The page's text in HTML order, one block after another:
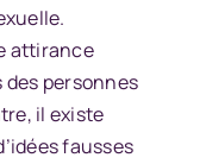
attirance
personnes
il existe
fausses